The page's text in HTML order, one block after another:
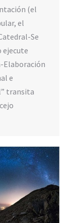
(el
el
Se
ejecute
Elaboración
e
transita